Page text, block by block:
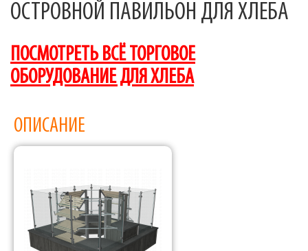
ОСТРОВНОЙ ПАВИЛЬОН ДЛЯ ХЛЕБА
ПОСМОТРЕТЬ ВСЁ ТОРГОВОЕ
ОБОРУДОВАНИЕ ДЛЯ ХЛЕБА
ОПИСАНИЕ